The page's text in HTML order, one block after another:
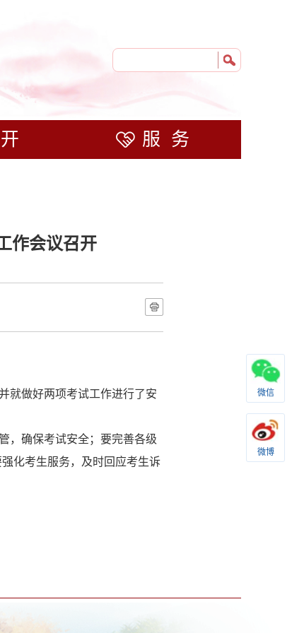
服务
作会议召开
就做好两项考试工作进行了安
，确保考试安全；要完善各级
化考生服务，及时回应考生诉
微信
微博